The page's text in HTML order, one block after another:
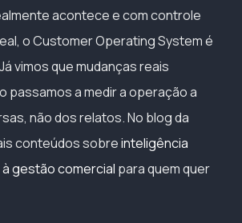
acontece e com controle
o Customer Operating System é
vimos que mudanças reais
passamos a medir a operação a
não dos relatos. No blog da
conteúdos sobreinteligência
gestão comercial para quem quer